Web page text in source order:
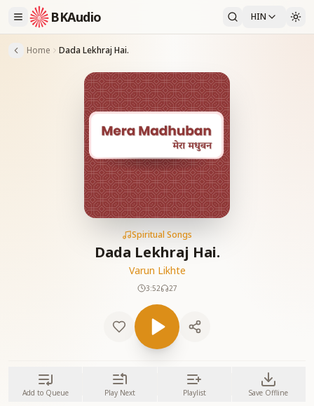
BKAudio HIN
Home Dada Lekhraj Hai.
Spiritual Songs
Dada Lekhraj Hai.
Varun Likhte
3:52 27
Add to Queue Play Next Playlist Save Offline